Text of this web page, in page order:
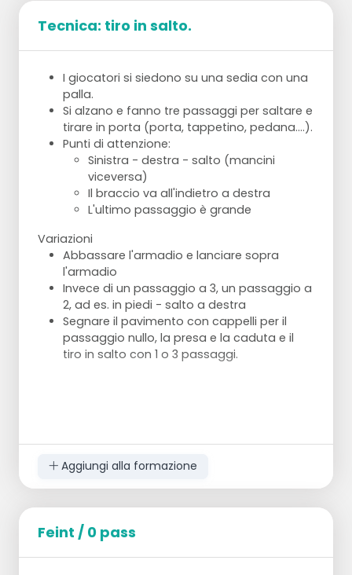
Tecnica: tiro in salto.
I giocatori si siedono su una sedia con una
palla.
Si alzano e fanno tre passaggi per saltare e
tirare in porta (porta, tappetino, pedana....).
Punti di attenzione:
Sinistra - destra - salto (mancini
viceversa)
Il braccio va all'indietro a destra
L'ultimo passaggio è grande
Variazioni
Abbassare l'armadio e lanciare sopra
l'armadio
Invece di un passaggio a 3, un passaggio a
2, ad es. in piedi - salto a destra
Segnare il pavimento con cappelli per il
passaggio nullo, la presa e la caduta e il
tiro in salto con 1 o 3 passaggi.
Aggiungi alla formazione
Feint / 0 pass